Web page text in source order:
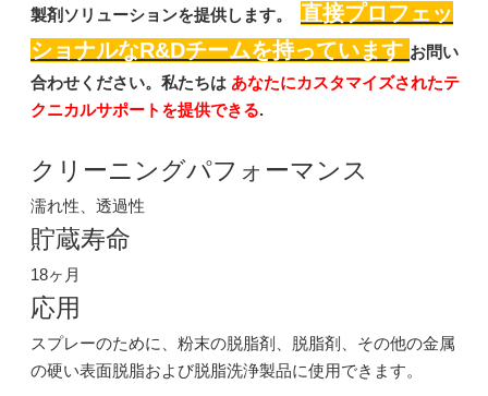
LS15：幅広い用途向けの環境に優しいポリカルボン酸分散剤
お問い合わせ
製剤ソリューションを提供します。 直接プロフェッ
ショナルなR&Dチームを持っています お問い
合わせください。私たちは あなたにカスタマイズされたテ
クニカルサポートを提供できる.
クリーニングパフォーマンス
濡れ性、透過性
貯蔵寿命
18ヶ月
応用
スプレーのために、粉末の脱脂剤、脱脂剤、その他の金属
の硬い表面脱脂および脱脂洗浄製品に使用できます。